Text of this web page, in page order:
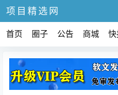
项目精选网
首页 圈子 公告 商城 快